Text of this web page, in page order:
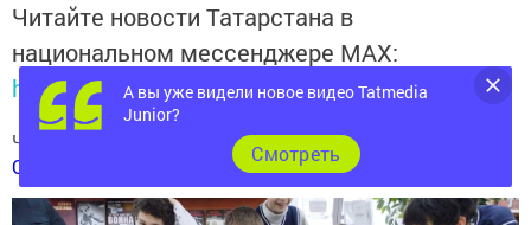
Читайте новости Татарстана в
национальном мессенджере MАХ:
https://max.ru/tatmedia
Читай «Волжскую новь» вТелеграм,Вконтакте
Одноклассники
А вы уже видели новое видео Tatmedia
Junior?
Cмотреть